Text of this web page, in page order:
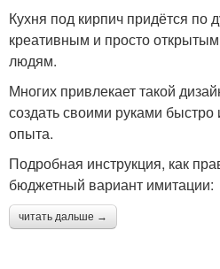
Кухня под кирпич придётся по
креативным и просто
людям.
Многих привлекает такой
создать своими руками
опыта.
Подробная инструкция, как
бюджетный вариант имитации:
читать дальше →